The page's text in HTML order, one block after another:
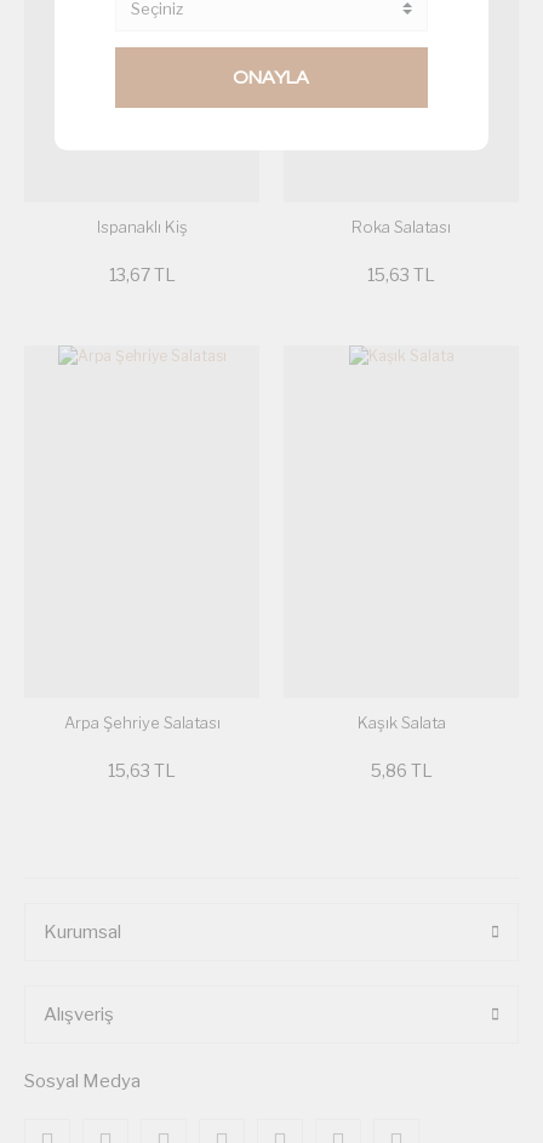
Ispanaklı Kiş
13,67 TL
Roka Salatası
15,63 TL
Arpa Şehriye Salatası
15,63 TL
Kaşık Salata
5,86 TL
Kurumsal
Alışveriş
Sosyal Medya
ONAYLA